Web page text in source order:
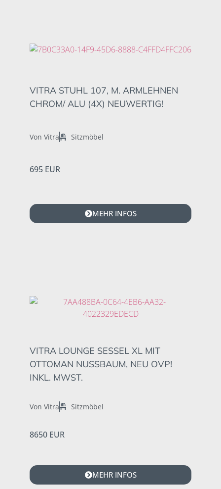
VITRA STUHL 107, M. ARMLEHNEN
CHROM/ ALU (4X) NEUWERTIG!
Von Vitra Sitzmöbel
695 EUR
MEHR INFOS
VITRA LOUNGE SESSEL XL MIT
OTTOMAN NUSSBAUM, NEU OVP!
INKL. MWST.
Von Vitra Sitzmöbel
8650 EUR
MEHR INFOS